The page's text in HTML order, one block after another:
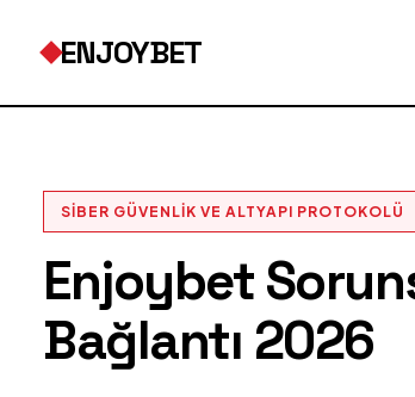
ENJOYBET
SIBER GÜVENLIK VE ALTYAPI PROTOKOLÜ
Enjoybet
Bağlantı 2026